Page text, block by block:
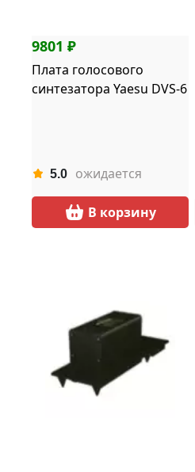
9801 ₽
Плата голосового
синтезатора Yaesu DVS-6
5.0 ожидается
В корзину